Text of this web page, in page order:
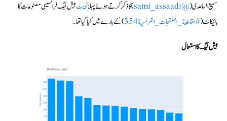
سمیع الساعدی (@sami_assaadi ) کا ذکر کرتے ہوئے پہلاٹویٹہیش ٹیگ فرانسیسی مصنوعات کا
بائیکاٹ (#مقاطعة_المنتجات_الفرنسية354 ) کے بارے میں کیا گیا تھا۔
ہیش ٹیگ کا استعمال